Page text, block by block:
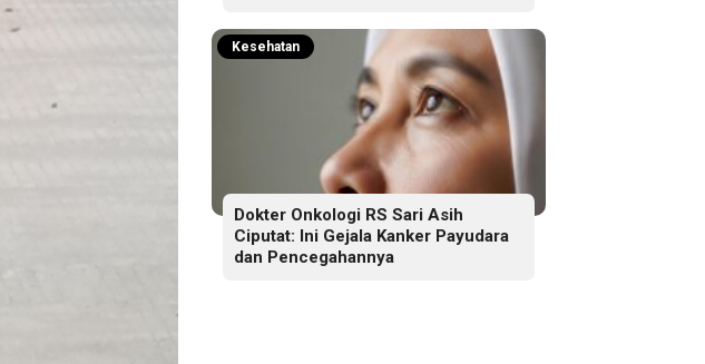
Kesehatan
Dokter Onkologi RS Sari Asih
Ciputat: Ini Gejala Kanker Payudara
dan Pencegahannya